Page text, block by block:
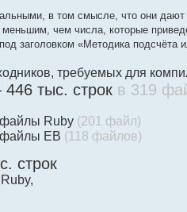
в том смысле, что они
чем числа, которые
заголовком «Методика подсчёта
требуемых для
тыс. строк в 319
Ruby (201 файл)
EB (118 файлов)
строк